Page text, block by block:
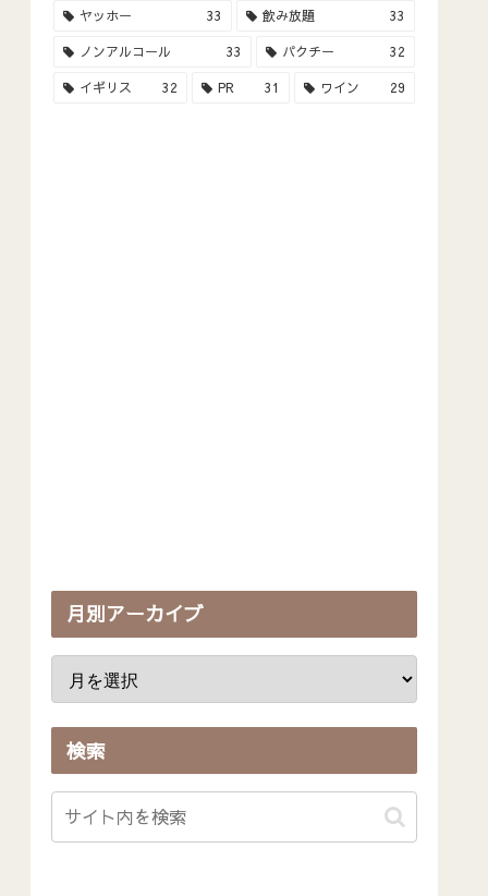
ヤッホー 33 飲み放題 33
ノンアルコール 33 パクチー 32
イギリス 32 PR 31 ワイン 29
月別アーカイブ
検索